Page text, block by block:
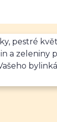
pestré
a zeleniny